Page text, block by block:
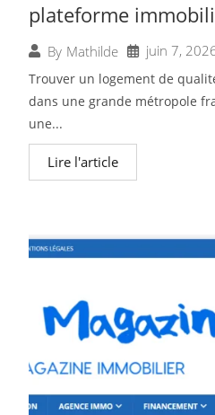
plateforme
By Mathilde juin 7,
Trouver un logement de
dans une grande métropole
une...
Lire l'article